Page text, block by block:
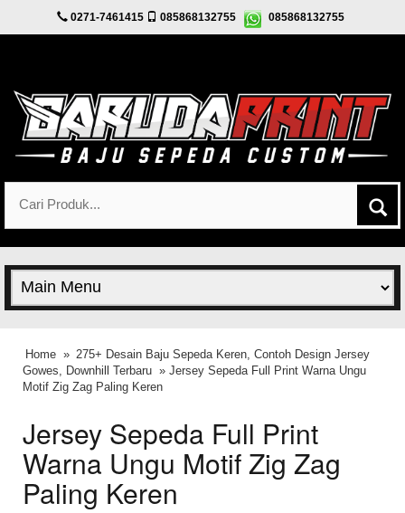
0271-7461415 085868132755 085868132755
Home » 275+ Desain Baju Sepeda Keren, Contoh Design Jersey
Gowes, Downhill Terbaru » Jersey Sepeda Full Print Warna Ungu
Motif Zig Zag Paling Keren
Jersey Sepeda Full Print
Warna Ungu Motif Zig Zag
Paling Keren